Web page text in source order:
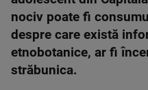
nociv poate fi
despre care există
etnobotanice, ar fi
străbunica.